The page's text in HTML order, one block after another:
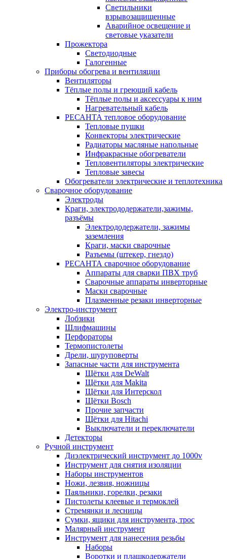
Светильники
взрывозащищенные
Аварийное освещение и
световые указатели
Прожектора
Светодиодные
Галогенные
Приборы обогрева и вентиляции
Вентиляторы
Тёплые полы и греющий кабель
Тёплые полы и аксессуары к ним
Нагревательный кабель
РЕСАНТА тепловое оборудование
Тепловые пушки
Конвекторы электрические
Радиаторы масляные напольные
Инфракрасные обогреватели
Тепловентиляторы электрические
Тепловые завесы
Обогреватели электрические и теплотехника
Сварочное оборудование
Электроды
Краги, электрододержатели,зажимы,
разъёмы
Электрододержатели, зажимы
заземления
Краги, маски сварочные
Разъемы (штекер, гнездо)
РЕСАНТА сварочное оборудование
Аппараты для сварки ПВХ труб
Сварочные аппараты инверторные
Маски сварочные
Плазменные резаки инверторные
Электро-инструмент
Лобзики
Шлифмашины
Перфораторы
Термопистолеты
Дрели, шуруповерты
Запасные части для инструмента
Щётки для DeWalt
Щётки для Makita
Щётки для Интерскол
Щётки Bosch
Прочие запчасти
Щётки для Hitachi
Выключатели и переключатели
Детекторы
Ручной инструмент
Диэлектрический инструмент до 1000v
Инструмент для снятия изоляции
Наборы инструментов
Ножи, лезвия, ножницы
Паяльники, горелки, резаки
Пистолеты клеевые и термоклей
Стремянки и лесницы
Сумки, ящики для инструмента, трос
Малярный инструмент
Инструмент для нанесения резьбы
Наборы
Воротки и плашкодержатели